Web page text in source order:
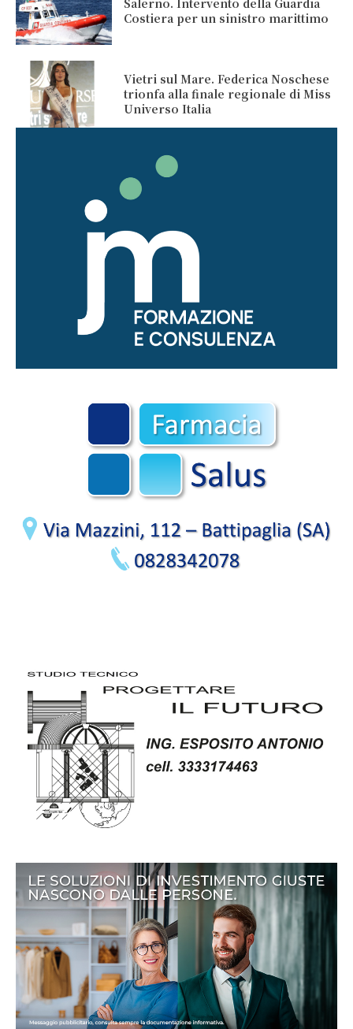
Costiera per un sinistro marittimo
Vietri sul Mare. Federica Noschese
trionfa alla finale regionale di Miss
Universo Italia